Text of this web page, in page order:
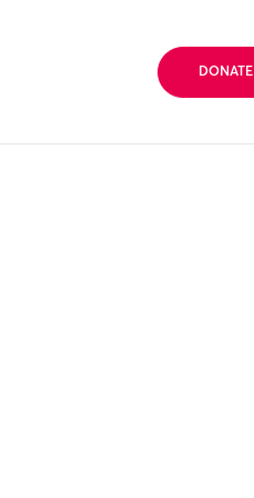
DONATE